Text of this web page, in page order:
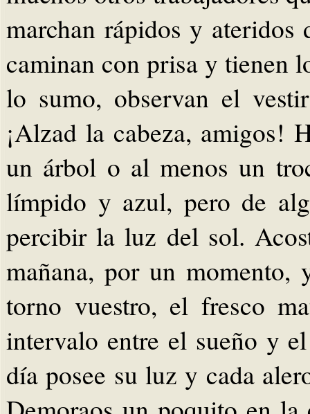
marchan rápidos y
caminan con prisa y tienen
lo sumo, observan el
¡Alzad la cabeza, amigos!
un árbol o al menos un
límpido y azul, pero de
percibir la luz del sol.
mañana, por un
torno vuestro, el fresco
intervalo entre el sueño y
día posee su luz y cada